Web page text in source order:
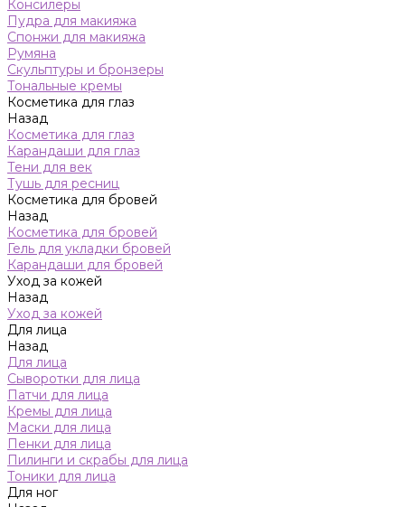
Консилеры
Пудра для макияжа
Спонжи для макияжа
Румяна
Скульптуры и бронзеры
Тональные кремы
Косметика для глаз
Назад
Косметика для глаз
Карандаши для глаз
Тени для век
Тушь для ресниц
Косметика для бровей
Назад
Косметика для бровей
Гель для укладки бровей
Карандаши для бровей
Уход за кожей
Назад
Уход за кожей
Для лица
Назад
Для лица
Сыворотки для лица
Патчи для лица
Кремы для лица
Маски для лица
Пенки для лица
Пилинги и скрабы для лица
Тоники для лица
Для ног